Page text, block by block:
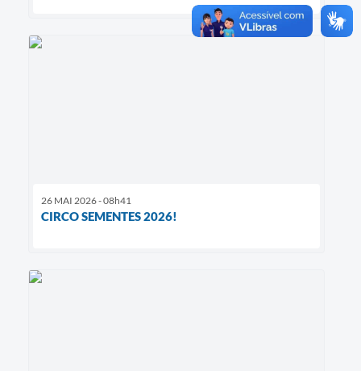
26 MAI 2026 - 08h41
CIRCO SEMENTES 2026!